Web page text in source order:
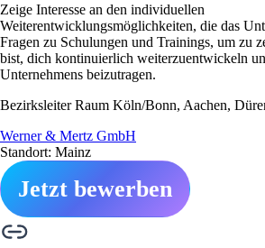
Zeige Interesse an den individuellen
Weiterentwicklungsmöglichkeiten, die das
Fragen zu Schulungen und Trainings, um zu
bist, dich kontinuierlich weiterzuentwickeln
Unternehmens beizutragen.
Bezirksleiter Raum Köln/Bonn, Aachen,
Werner & Mertz GmbH
Standort: Mainz
Jetzt bewerben